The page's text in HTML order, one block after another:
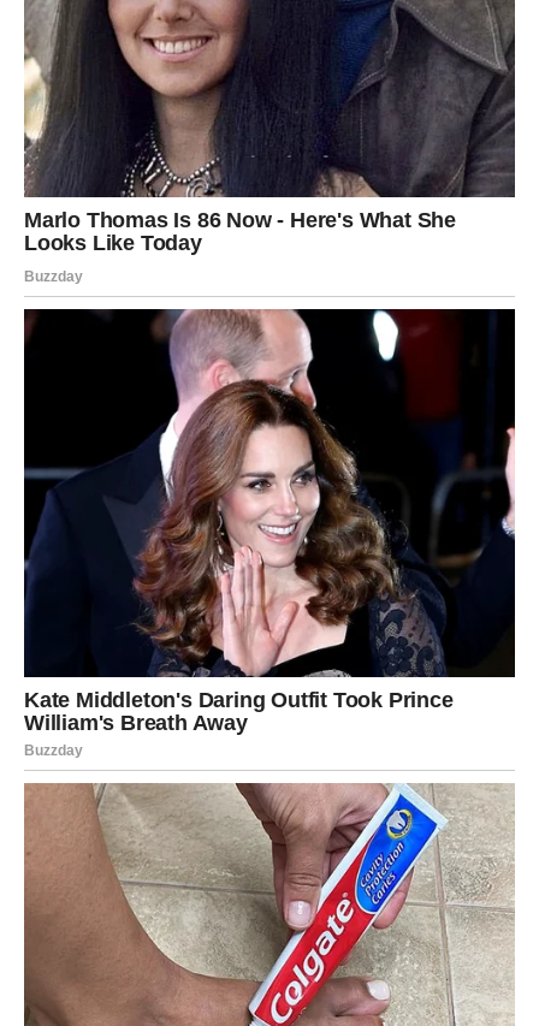
Na finansijskom planu, dolazi stabilizacija. Neko
prepoznaje Jarčevu vrednost, a u narednim satima može
stići ponuda koja se ne odbija. Sve što se dešava sada
ima dugoročni efekat, iako se u trenutku može činiti kao
da se sve dešava prebrzo.
sebe – a sada stiže nagrada. Ovo je 24 sata koja mogu
označiti novi početak, i to onaj o kojem su dugo maštali,
ali nisu verovali da je moguć.